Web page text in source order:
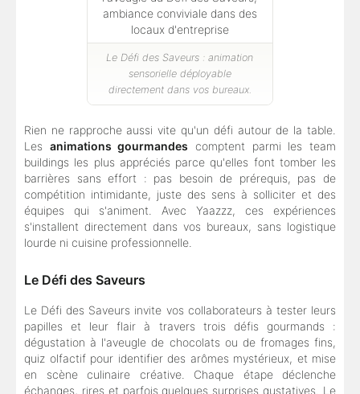
Le Défi des Saveurs : animation
sensorielle déployable
directement dans vos bureaux.
Rien ne rapproche aussi vite qu'un défi autour de la table.
Les animations gourmandes comptent parmi les team
buildings les plus appréciés parce qu'elles font tomber les
barrières sans effort : pas besoin de prérequis, pas de
compétition intimidante, juste des sens à solliciter et des
équipes qui s'animent. Avec Yaazzz, ces expériences
s'installent directement dans vos bureaux, sans logistique
lourde ni cuisine professionnelle.
Le Défi des Saveurs
Le Défi des Saveurs invite vos collaborateurs à tester leurs
papilles et leur flair à travers trois défis gourmands :
dégustation à l'aveugle de chocolats ou de fromages fins,
quiz olfactif pour identifier des arômes mystérieux, et mise
en scène culinaire créative. Chaque étape déclenche
échanges, rires et parfois quelques surprises gustatives. Le